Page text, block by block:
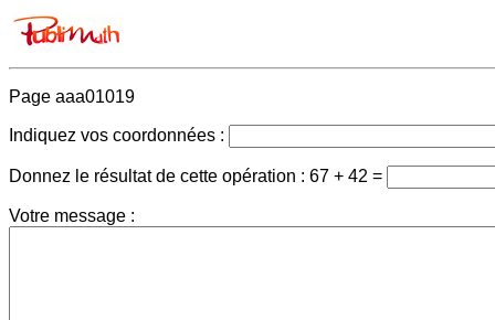
Page aaa01019
Indiquez vos coordonnées :
Donnez le résultat de cette opération : 67 + 42 =
Votre message :